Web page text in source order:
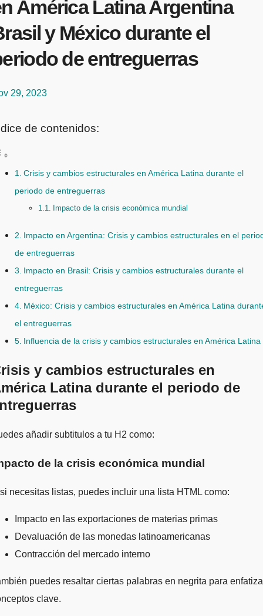
América Latina Argentina
y México durante el
de entreguerras
29, 2023
de contenidos:
Crisis y cambios estructurales en América Latina durante el
periodo de entreguerras
Impacto de la crisis económica mundial
Impacto en Argentina: Crisis y cambios estructurales en el
de entreguerras
Impacto en Brasil: Crisis y cambios estructurales durante el
entreguerras
México: Crisis y cambios estructurales en América Latina
el entreguerras
Influencia de la crisis y cambios estructurales en América Latina
y cambios estructurales en
Latina durante el periodo de
añadir subtitulos a tu H2 como:
de la crisis económica mundial
necesitas listas, puedes incluir una lista HTML como:
Impacto en las exportaciones de materias primas
Devaluación de las monedas latinoamericanas
Contracción del mercado interno
puedes resaltar ciertas palabras en negrita para
clave.